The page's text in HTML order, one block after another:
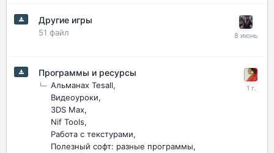
Другие игры
51 файл
Программы и ресурсы
Альманах Tesall
Видеоуроки
3DS Max
Nif Tools
Работа с текстурами
Полезный софт: разные программы